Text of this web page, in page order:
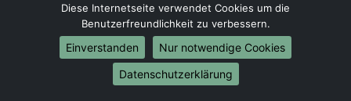
Umzug von Heilbronn nach Düsseldorf
Umzug von Heilbronn nach Leipzig
Umzug von Heilbronn nach Dortmund
Umzug von Heilbronn nach Essen
Umzug von Heilbronn nach Bremen
Diese Internetseite verwendet Cookies um die
Benutzerfreundlichkeit zu verbessern.
Einverstanden
Nur notwendige Cookies
Datenschutzerklärung